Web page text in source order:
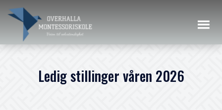
Ledig stillinger våren 2026